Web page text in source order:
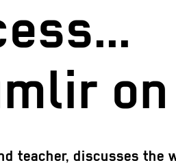
teacher, discusses